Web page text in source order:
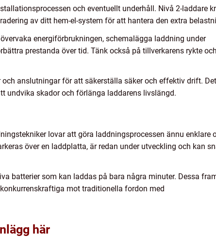
och eventuellt underhåll. Nivå 2-laddare
av ditt hem-el-system för att hantera den extra
energiförbrukningen, schemalägga laddning under
prestanda över tid. Tänk också på tillverkarens rykte och
anslutningar för att säkerställa säker och effektiv drift.
undvika skador och förlänga laddarens livslängd.
lovar att göra laddningsprocessen ännu enklare
över en laddplatta, är redan under utveckling och kan
batterier som kan laddas på bara några minuter. Dessa
mot traditionella fordon med
här